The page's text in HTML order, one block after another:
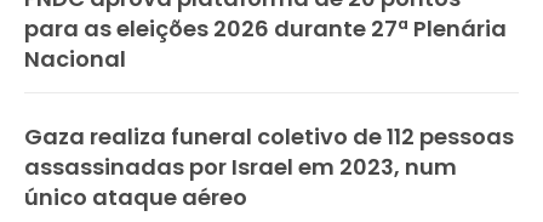
para as eleições 2026 durante 27ª Plenária
Nacional
Gaza realiza funeral coletivo de 112 pessoas
assassinadas por Israel em 2023, num
único ataque aéreo